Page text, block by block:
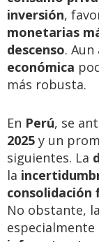
inversión,
monetarias
descenso. Aun
económica
más robusta.
En Perú, se
2025 y un
siguientes. La
la
consolidación
No obstante,
especialmente